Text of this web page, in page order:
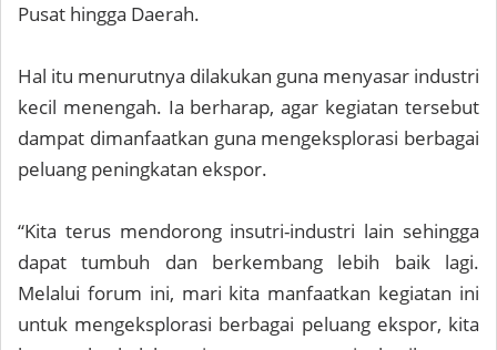
Pusat hingga Daerah.
Hal itu menurutnya dilakukan guna menyasar industri
kecil menengah. Ia berharap, agar kegiatan tersebut
dampat dimanfaatkan guna mengeksplorasi berbagai
peluang peningkatan ekspor.
“Kita terus mendorong insutri-industri lain sehingga
dapat tumbuh dan berkembang lebih baik lagi.
Melalui forum ini, mari kita manfaatkan kegiatan ini
untuk mengeksplorasi berbagai peluang ekspor, kita